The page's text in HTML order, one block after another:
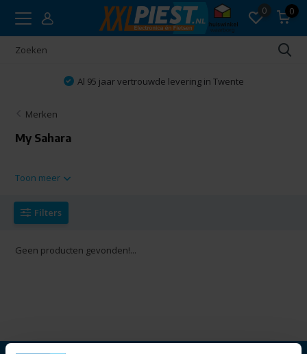
0 0
Al 95 jaar vertrouwde levering in Twente
Merken
My Sahara
Toon meer
Filters
Geen producten gevonden!...